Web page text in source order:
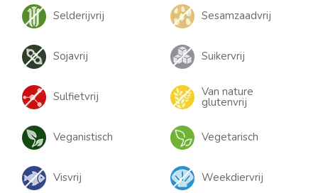
Selderijvrij Sesamzaadvrij
Sojavrij Suikervrij
Sulfietvrij Van nature
glutenvrij
Veganistisch Vegetarisch
Visvrij Weekdiervrij